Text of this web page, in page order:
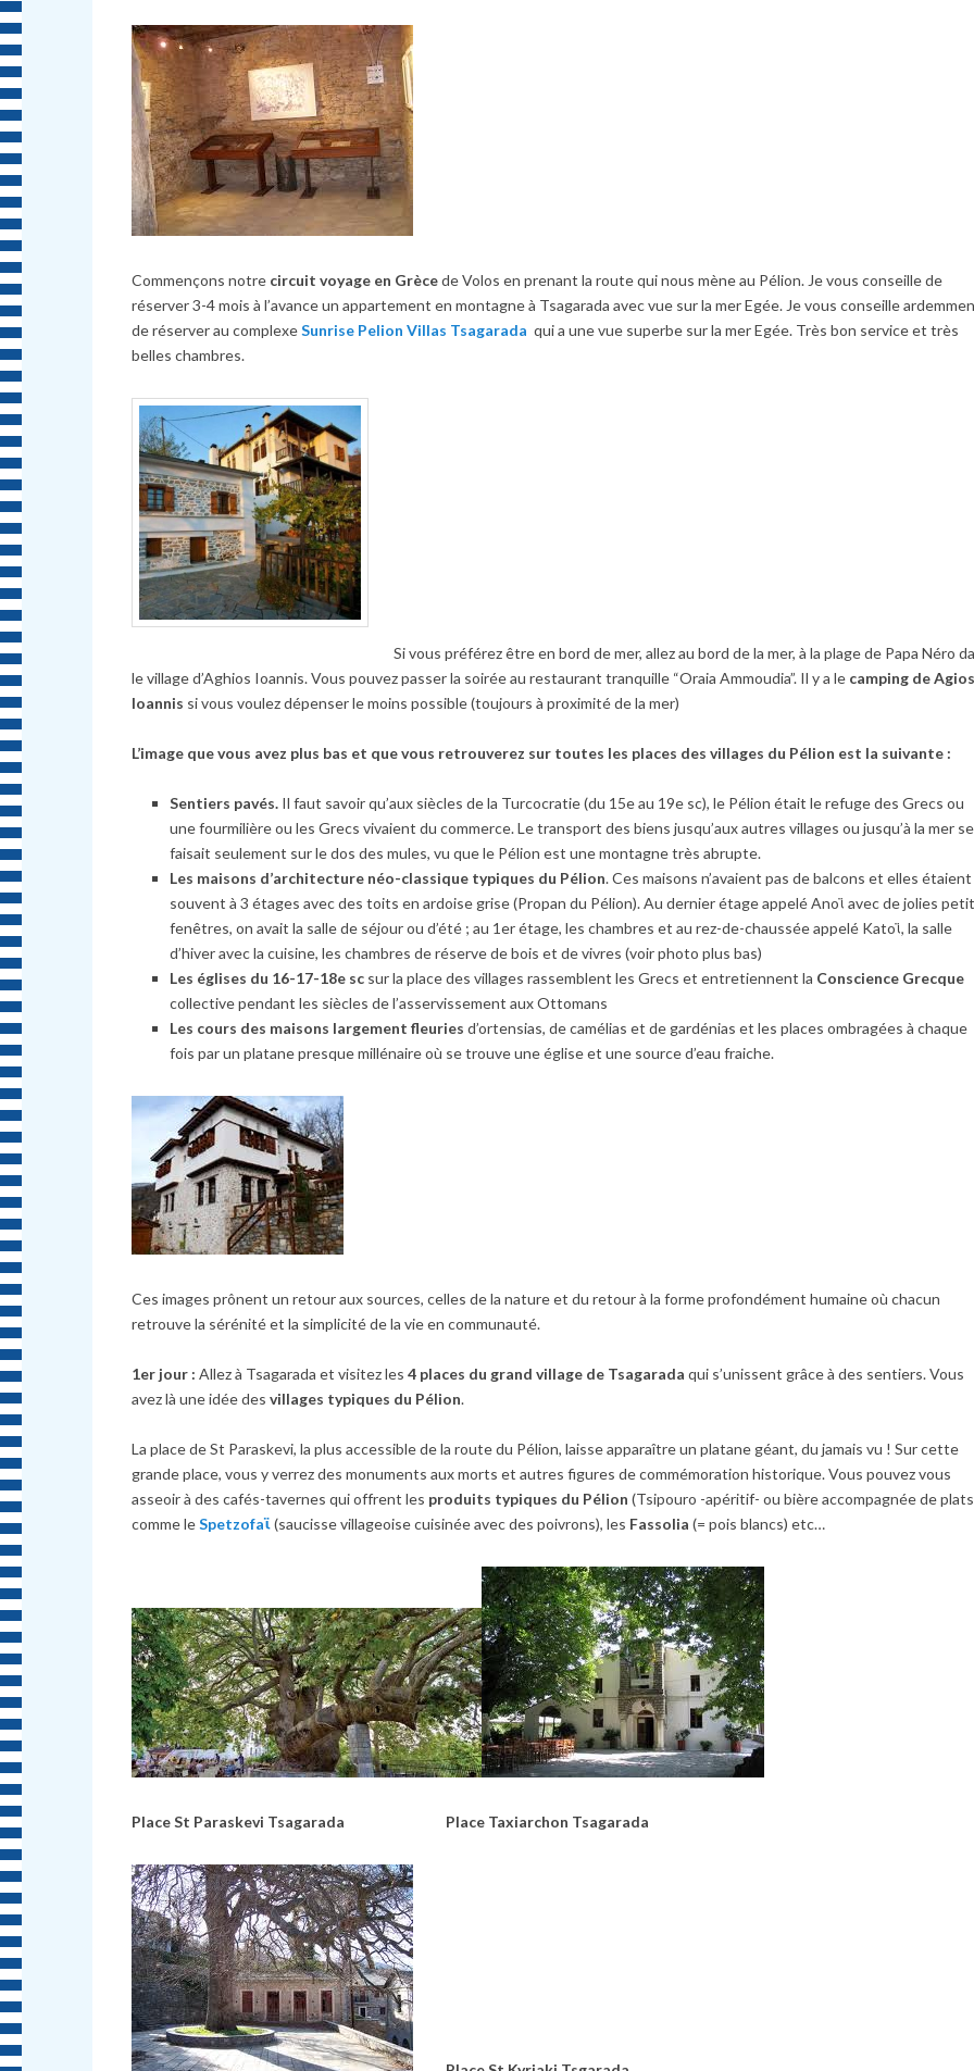
Commençons notre circuit voyage en Grècede Volos en prenant la route qui nous mène au Pélion. Je vous conseille de
réserver 3-4 mois à l’avance un appartement en montagne à Tsagarada avec vue sur la mer Egée. Je vous conseille
de réserver au complexeSunrise Pelion Villas Tsagarada qui a une vue superbe sur la mer Egée. Très bon service et très
belles chambres.
Si vous préférez être en bord de mer, allez au bord de la mer, à la plage de Papa Néro
le village d’Aghios Ioannis. Vous pouvez passer la soirée au restaurant tranquille “Oraia Ammoudia”. Il y a le camping de
Ioannis si vous voulez dépenser le moins possible (toujours à proximité de la mer)
L’image que vous avez plus bas et que vous retrouverez sur toutes les places des villages du Pélion est la suivante :
Sentiers pavés. Il faut savoir qu’aux siècles de la Turcocratie (du 15e au 19e sc), le Pélion était le refuge des Grecs ou
une fourmilière ou les Grecs vivaient du commerce. Le transport des biens jusqu’aux autres villages ou jusqu’à la mer se
faisait seulement sur le dos des mules, vu que le Pélion est une montagne très abrupte.
Les maisons d’architecture néo-classique typiques du Pélion. Ces maisons n’avaient pas de balcons et elles étaient
souvent à 3 étages avec des toits en ardoise grise (Propan du Pélion). Au dernier étage appelé Anoϊ avec de jolies
fenêtres, on avait la salle de séjour ou d’été ; au 1er étage, les chambres et au rez-de-chaussée appelé Katoϊ, la salle
d’hiver avec la cuisine, les chambres de réserve de bois et de vivres (voir photo plus bas)
Les églises du 16-17-18e sc sur la place des villages rassemblent les Grecs et entretiennent la Conscience Grecque
collective pendant les siècles de l’asservissement aux Ottomans
Les cours des maisons largement fleuries d’ortensias, de camélias et de gardénias et les places ombragées à chaque
fois par un platane presque millénaire où se trouve une église et une source d’eau fraiche.
Ces images prônent un retour aux sources, celles de la nature et du retour à la forme profondément humaine où chacun
retrouve la sérénité et la simplicité de la vie en communauté.
1er jour :Allez à Tsagarada et visitez les4 places du grand village de Tsagarada qui s’unissent grâce à des sentiers. Vous
avez là une idée desvillages typiques du Pélion.
La place de St Paraskevi, la plus accessible de la route du Pélion, laisse apparaître un platane géant, du jamais vu ! Sur cette
grande place, vous y verrez des monuments aux morts et autres figures de commémoration historique. Vous pouvez vous
asseoir à des cafés-tavernes qui offrent les produits typiques du Pélion (Tsipouro -apéritif- ou bière accompagnée de plats
comme leSpetzofaϊ(saucisse villageoise cuisinée avec des poivrons), les Fassolia (= pois blancs) etc…
Place St Paraskevi Tsagarada Place Taxiarchon Tsagarada